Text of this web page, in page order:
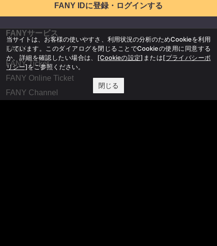
FANY IDに登録・ログインする
FANYサービス
FANY
FANY Ticket
FANY Online Ticket
FANY Channel
当サイトは、お客様の使いやすさ、利用状況の分析のためCookieを利用
しています。このダイアログを閉じることでCookieの使用に同意する
か、詳細を確認したい場合は、 [Cookieの設定] または[プライバシーポ
リシー]をご参照ください。
閉じる